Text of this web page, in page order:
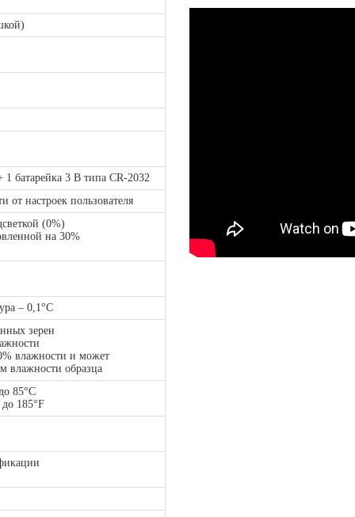
батарейка 3 В типа CR-2032
от настроек пользователя
(0%)
на 30%
– 0,1°С
зерен
влажности и может
влажности образца
85°C
185°F